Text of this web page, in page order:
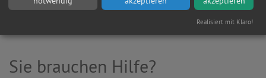
Sie brauchen Hilfe?
Realisiert mit Klaro!